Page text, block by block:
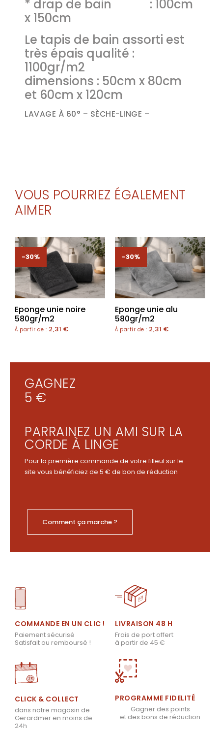
* drap de bain : 100cm
x 150cm
Le tapis de bain assorti est
très épais qualité :
1100gr/m2
dimensions : 50cm x 80cm
et 60cm x 120cm
LAVAGE À 60° – SÈCHE-LINGE –
VOUS POURRIEZ ÉGALEMENT
AIMER
-30%
Eponge unie noire
580gr/m2
À partir de : 2,31 €
-30%
Eponge unie alu
580gr/m2
À partir de : 2,31 €
GAGNEZ
5 €
PARRAINEZ UN AMI SUR LA
CORDE À LINGE
Pour la première commande de votre filleul sur le
site vous bénéficiez de 5 € de bon de réduction
Comment ça marche ?
COMMANDE EN UN CLIC !
Paiement sécurisé
Satisfait ou remboursé !
LIVRAISON 48 H
Frais de port offert
à partir de 45 €
CLICK & COLLECT
dans notre magasin de
Gerardmer en moins de
24h
PROGRAMME FIDELITÉ
Gagner des points
et des bons de réduction